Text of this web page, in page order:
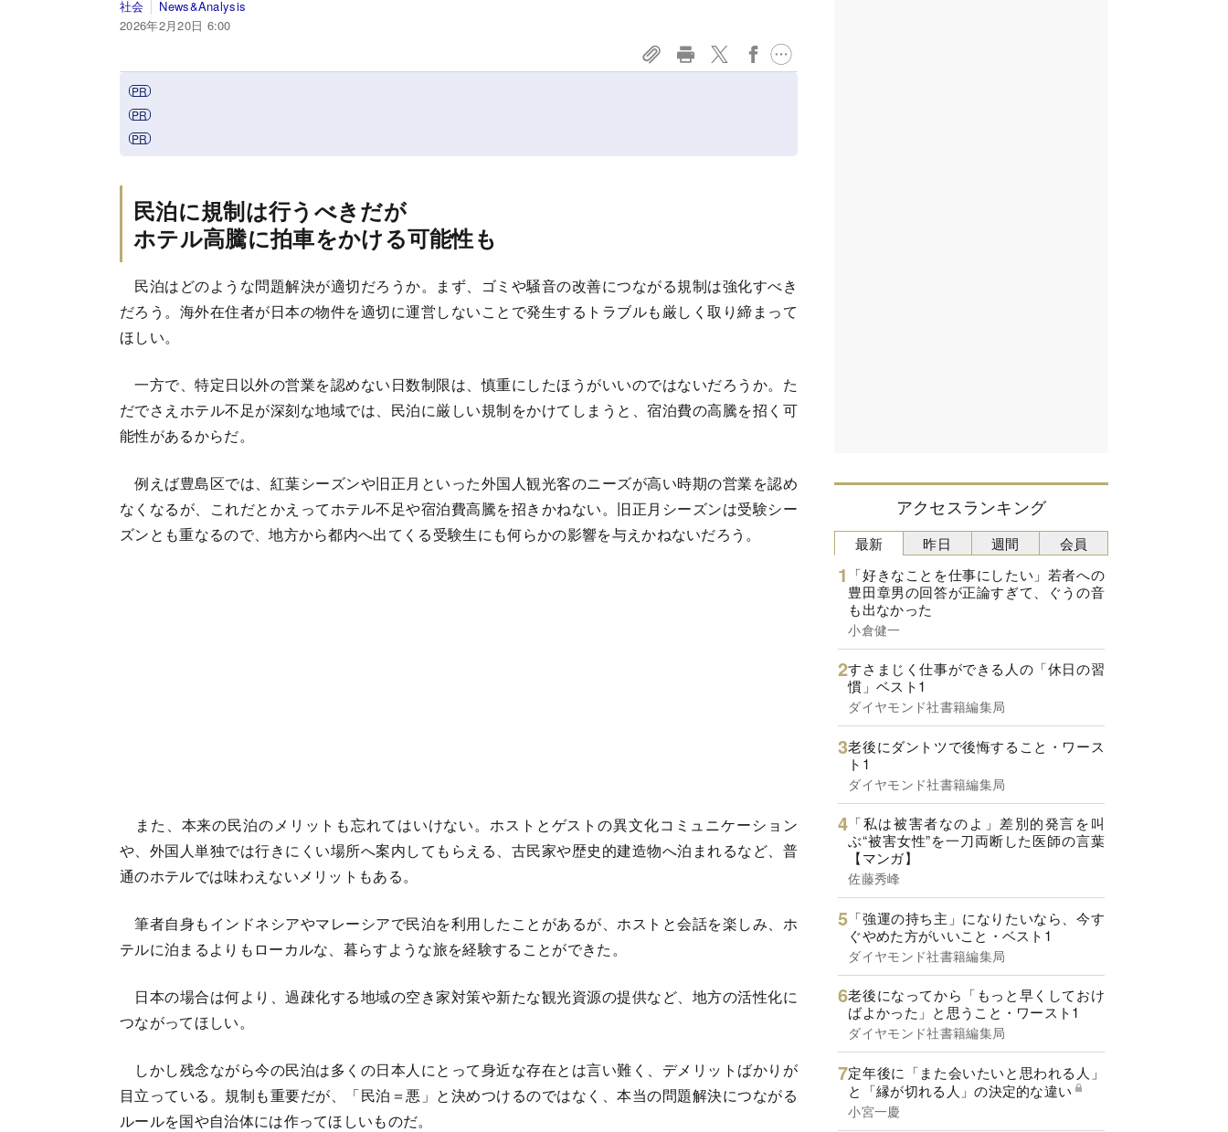
社会
News&Analysis
2026年2月20日 6:00
民泊に規制は行うべきだが
ホテル高騰に拍車をかける可能性も
民泊はどのような問題解決が適切だろうか。まず、ゴミや騒音の改善につながる規制は強化すべき
だろう。海外在住者が日本の物件を適切に運営しないことで発生するトラブルも厳しく取り締まって
ほしい。
一方で、特定日以外の営業を認めない日数制限は、慎重にしたほうがいいのではないだろうか。た
だでさえホテル不足が深刻な地域では、民泊に厳しい規制をかけてしまうと、宿泊費の高騰を招く可
能性があるからだ。
例えば豊島区では、紅葉シーズンや旧正月といった外国人観光客のニーズが高い時期の営業を認め
なくなるが、これだとかえってホテル不足や宿泊費高騰を招きかねない。旧正月シーズンは受験シー
ズンとも重なるので、地方から都内へ出てくる受験生にも何らかの影響を与えかねないだろう。
また、本来の民泊のメリットも忘れてはいけない。ホストとゲストの異文化コミュニケーション
や、外国人単独では行きにくい場所へ案内してもらえる、古民家や歴史的建造物へ泊まれるなど、普
通のホテルでは味わえないメリットもある。
筆者自身もインドネシアやマレーシアで民泊を利用したことがあるが、ホストと会話を楽しみ、ホ
テルに泊まるよりもローカルな、暮らすような旅を経験することができた。
日本の場合は何より、過疎化する地域の空き家対策や新たな観光資源の提供など、地方の活性化に
つながってほしい。
しかし残念ながら今の民泊は多くの日本人にとって身近な存在とは言い難く、デメリットばかりが
目立っている。規制も重要だが、「民泊＝悪」と決めつけるのではなく、本当の問題解決につながる
ルールを国や自治体には作ってほしいものだ。
アクセスランキング
最新
「好きなことを仕事にしたい」若者への
豊田章男の回答が正論すぎて、ぐうの音
も出なかった
小倉健一
すさまじく仕事ができる人の「休日の習
慣」ベスト1
ダイヤモンド社書籍編集局
老後にダントツで後悔すること・ワース
ト1
ダイヤモンド社書籍編集局
「私は被害者なのよ」差別的発言を叫
ぶ“被害女性”を一刀両断した医師の言葉
【マンガ】
佐藤秀峰
「強運の持ち主」になりたいなら、今す
ぐやめた方がいいこと・ベスト1
ダイヤモンド社書籍編集局
老後になってから「もっと早くしておけ
ばよかった」と思うこと・ワースト1
ダイヤモンド社書籍編集局
定年後に「また会いたいと思われる人」
と「縁が切れる人」の決定的な違い
小宮一慶
昨日 週間 会員